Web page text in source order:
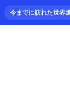
今までに訪れた世界